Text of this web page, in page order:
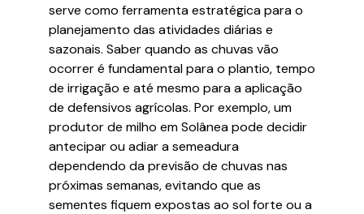
serve como ferramenta estratégica para o
planejamento das atividades diárias e
sazonais. Saber quando as chuvas vão
ocorrer é fundamental para o plantio, tempo
de irrigação e até mesmo para a aplicação
de defensivos agrícolas. Por exemplo, um
produtor de milho em Solânea pode decidir
antecipar ou adiar a semeadura
dependendo da previsão de chuvas nas
próximas semanas, evitando que as
sementes fiquem expostas ao sol forte ou a